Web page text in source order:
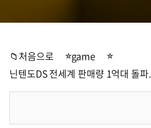
📁처음으로
game
닌텐도DS 전세계 판매량 1억대 돌파.